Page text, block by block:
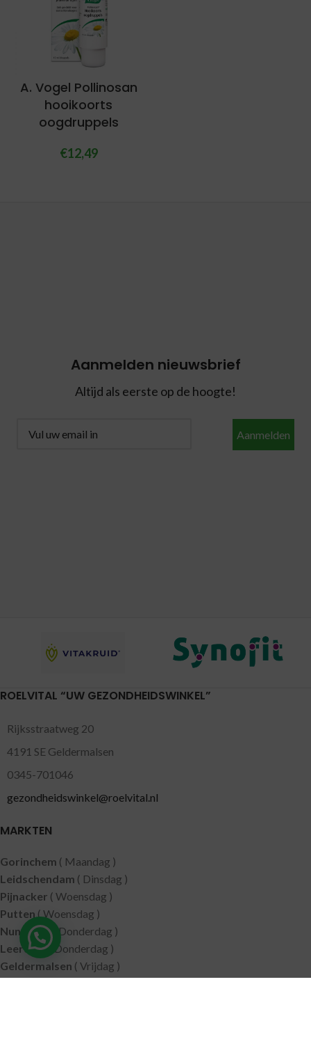
A. Vogel Pollinosan
hooikoorts
oogdruppels
€12,49
Aanmelden nieuwsbrief
Altijd als eerste op de hoogte!
Aanmelden
ROELVITAL “UW GEZONDHEIDSWINKEL”
Rijksstraatweg 20
4191 SE Geldermalsen
0345-701046
gezondheidswinkel@roelvital.nl
MARKTEN
Gorinchem ( Maandag )
Leidschendam ( Dinsdag )
Pijnacker ( Woensdag )
Putten ( Woensdag )
Nunspeet( Donderdag )
Leerdam( Donderdag )
Geldermalsen ( Vrijdag )